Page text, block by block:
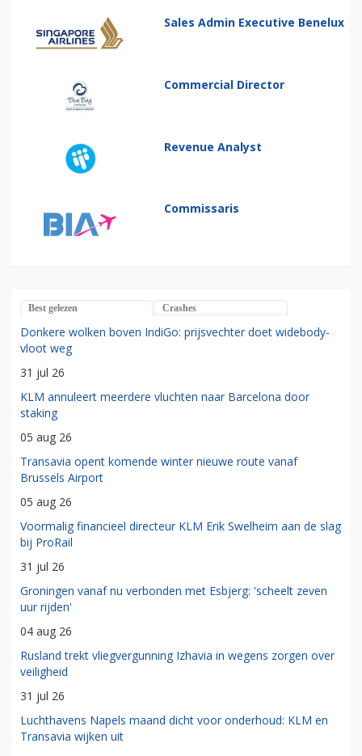
Sales Admin Executive Benelux
Commercial Director
Revenue Analyst
Commissaris
Best gelezen Crashes
Donkere wolken boven IndiGo: prijsvechter doet widebody-
vloot weg
31 jul 26
KLM annuleert meerdere vluchten naar Barcelona door
staking
05 aug 26
Transavia opent komende winter nieuwe route vanaf
Brussels Airport
05 aug 26
Voormalig financieel directeur KLM Erik Swelheim aan de slag
bij ProRail
31 jul 26
Groningen vanaf nu verbonden met Esbjerg: 'scheelt zeven
uur rijden'
04 aug 26
Rusland trekt vliegvergunning Izhavia in wegens zorgen over
veiligheid
31 jul 26
Luchthavens Napels maand dicht voor onderhoud: KLM en
Transavia wijken uit